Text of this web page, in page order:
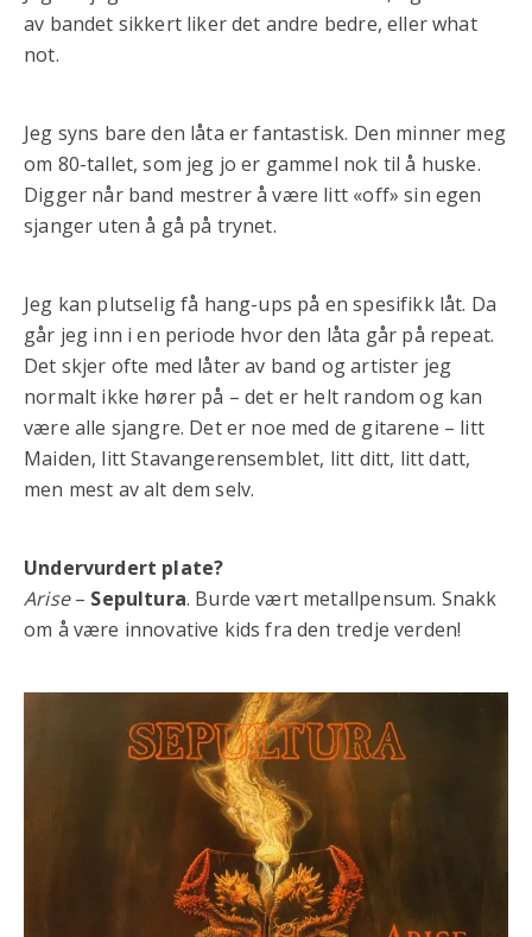
av bandet sikkert liker det andre bedre, eller what
not.
Jeg syns bare den låta er fantastisk. Den minner meg
om 80-tallet, som jeg jo er gammel nok til å huske.
Digger når band mestrer å være litt «off» sin egen
sjanger uten å gå på trynet.
Jeg kan plutselig få hang-ups på en spesifikk låt. Da
går jeg inn i en periode hvor den låta går på repeat.
Det skjer ofte med låter av band og artister jeg
normalt ikke hører på – det er helt random og kan
være alle sjangre. Det er noe med de gitarene – litt
Maiden, litt Stavangerensemblet, litt ditt, litt datt,
men mest av alt dem selv.
Undervurdert plate?
Arise– Sepultura. Burde vært metallpensum. Snakk
om å være innovative kids fra den tredje verden!